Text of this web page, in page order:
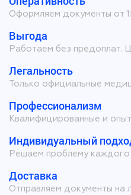
Оформляем документы от
Выгода
Работаем без предоплат.
Легальность
Только официальные
Профессионализм
Квалифицированные и
Индивидуальный
Решаем проблему каждого
Доставка
Отправляем документы